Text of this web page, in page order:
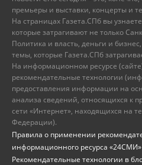
премьеры и выставки, концерты и
На страницах Газета.СПб вы
которые затрагивают не только
Политика и власть, деньги и
темы, которые Газета.СПб
На информационном ресурсе
рекомендательные технологии
предоставления информации на
анализа сведений, относящихся к
сети «Интернет», находящихся на
Федерации).
Правила о применении
информационного ресурса «24СМИ»
Рекомендательные технологии в